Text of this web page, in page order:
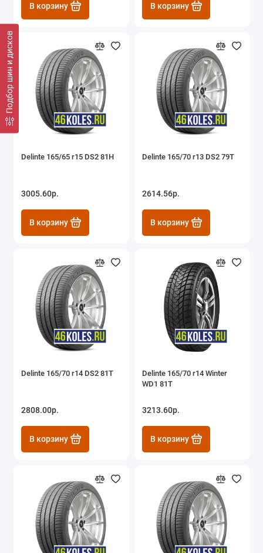
Подбор шин и дисков
В корзину В корзину
Delinte 165/65 r15 DS2 81H
3005.60р.
В корзину
Delinte 165/70 r13 DS2 79T
2614.56р.
В корзину
Delinte 165/70 r14 DS2 81T
2808.00р.
В корзину
Delinte 165/70 r14 Winter
WD1 81T
3213.60р.
В корзину